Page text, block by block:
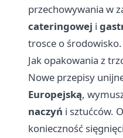
przechowywania w
cateringowej i
trosce o środowisko.
Jak opakowania z
Nowe przepisy
Europejską,
naczyń i sztućców.
konieczność